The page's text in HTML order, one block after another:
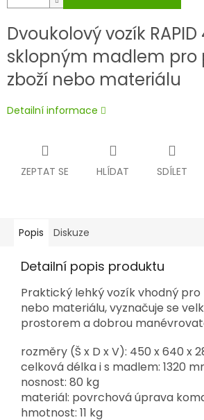
Dvoukolový vozík RAPID
sklopným madlem pro
zboží nebo materiálu
Detailní informace
ZEPTAT SE HLÍDAT SDÍLET
Popis Diskuze
Detailní popis produktu
Praktický lehký vozík vhodný
nebo materiálu, vyznačuje se
prostorem a dobrou
rozměry (Š x D x V): 450 x 640 x
celková délka i s madlem: 1320
nosnost: 80 kg
materiál: povrchová úprava
hmotnost: 11 kg